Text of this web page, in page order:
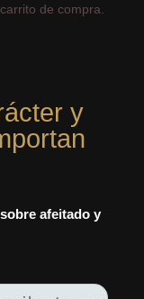
de compra.
y
afeitado y